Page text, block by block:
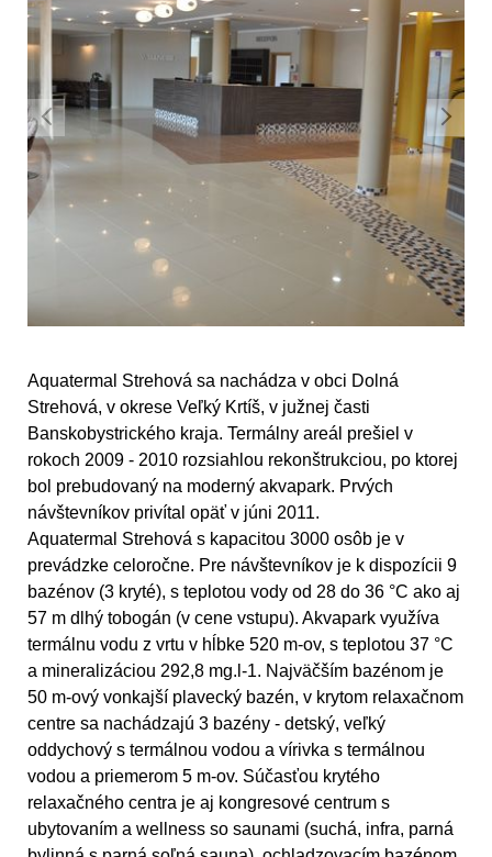
Aquatermal Strehová sa nachádza v obci Dolná
Strehová, v okrese Veľký Krtíš, v južnej časti
Banskobystrického kraja. Termálny areál prešiel v
rokoch 2009 - 2010 rozsiahlou rekonštrukciou, po ktorej
bol prebudovaný na moderný akvapark. Prvých
návštevníkov privítal opäť v júni 2011.
Aquatermal Strehová s kapacitou 3000 osôb je v
prevádzke celoročne. Pre návštevníkov je k dispozícii 9
bazénov (3 kryté), s teplotou vody od 28 do 36 °C ako aj
57 m dlhý tobogán (v cene vstupu). Akvapark využíva
termálnu vodu z vrtu v hĺbke 520 m-ov, s teplotou 37 °C
a mineralizáciou 292,8 mg.l-1. Najväčším bazénom je
50 m-ový vonkajší plavecký bazén, v krytom relaxačnom
centre sa nachádzajú 3 bazény - detský, veľký
oddychový s termálnou vodou a vírivka s termálnou
vodou a priemerom 5 m-ov. Súčasťou krytého
relaxačného centra je aj kongresové centrum s
ubytovaním a wellness so saunami (suchá, infra, parná